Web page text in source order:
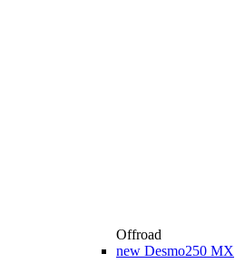
Offroad
new Desmo250 MX